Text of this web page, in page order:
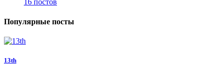
16 постов
Популярные посты
13th